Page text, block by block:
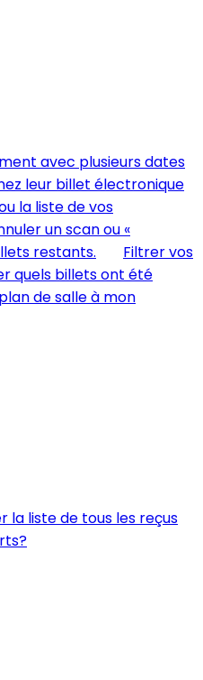
avec plusieurs dates
leur billet électronique
la liste de vos
un scan ou «
restants.
Filtrer vos
quels billets ont été
de salle à mon
la liste de tous les reçus